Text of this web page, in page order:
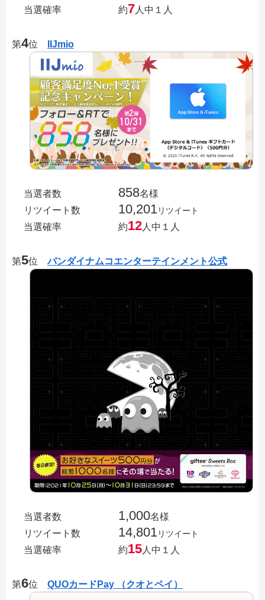
当選確率 約7 人中１人
第4位 IIJmio
当選者数 858名様
リツイート数
10,201 リツイート
当選確率 約12 人中１人
第5位バンダイナムコエンターテインメント公式
当選者数 1,000名様
リツイート数
14,801 リツイート
当選確率 約15 人中１人
第6位 QUOカードPay （クオとペイ）